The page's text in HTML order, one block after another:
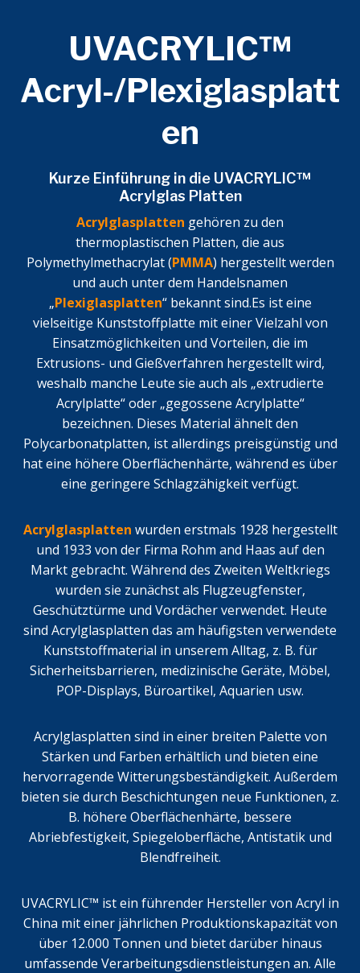
UVACRYLIC™
Acryl-/Plexiglasplatt
en
Kurze Einführung in die UVACRYLIC™
Acrylglas Platten
Acrylglasplatten gehören zu den
thermoplastischen Platten, die aus
Polymethylmethacrylat (PMMA) hergestellt werden
und auch unter dem Handelsnamen
„Plexiglasplatten“ bekannt sind.Es ist eine
vielseitige Kunststoffplatte mit einer Vielzahl von
Einsatzmöglichkeiten und Vorteilen, die im
Extrusions- und Gießverfahren hergestellt wird,
weshalb manche Leute sie auch als „extrudierte
Acrylplatte“ oder „gegossene Acrylplatte“
bezeichnen. Dieses Material ähnelt den
Polycarbonatplatten, ist allerdings preisgünstig und
hat eine höhere Oberflächenhärte, während es über
eine geringere Schlagzähigkeit verfügt.
Acrylglasplatten wurden erstmals 1928 hergestellt
und 1933 von der Firma Rohm and Haas auf den
Markt gebracht. Während des Zweiten Weltkriegs
wurden sie zunächst als Flugzeugfenster,
Geschütztürme und Vordächer verwendet. Heute
sind Acrylglasplatten das am häufigsten verwendete
Kunststoffmaterial in unserem Alltag, z. B. für
Sicherheitsbarrieren, medizinische Geräte, Möbel,
POP-Displays, Büroartikel, Aquarien usw.
Acrylglasplatten sind in einer breiten Palette von
Stärken und Farben erhältlich und bieten eine
hervorragende Witterungsbeständigkeit. Außerdem
bieten sie durch Beschichtungen neue Funktionen, z.
B. höhere Oberflächenhärte, bessere
Abriebfestigkeit, Spiegeloberfläche, Antistatik und
Blendfreiheit.
UVACRYLIC™ ist ein führender Hersteller von Acryl in
China mit einer jährlichen Produktionskapazität von
über 12.000 Tonnen und bietet darüber hinaus
umfassende Verarbeitungsdienstleistungen an. Alle